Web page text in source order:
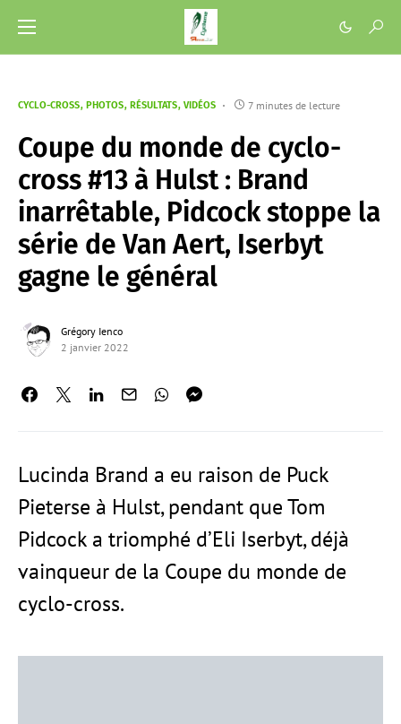
CYCLO-CROSS PHOTOS RÉSULTATS VIDÉOS 7 minutes de lecture
Coupe du monde de cyclo-
cross #13 à Hulst : Brand
inarrêtable, Pidcock stoppe la
série de Van Aert, Iserbyt
gagne le général
Grégory Ienco
2 janvier 2022
Lucinda Brand a eu raison de Puck
Pieterse à Hulst, pendant que Tom
Pidcock a triomphé d’Eli Iserbyt, déjà
vainqueur de la Coupe du monde de
cyclo-cross.